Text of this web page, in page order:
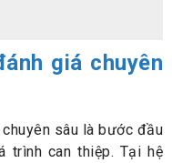
giá chuyên
sâu là bước đầu
trình can thiệp. Tại hệ